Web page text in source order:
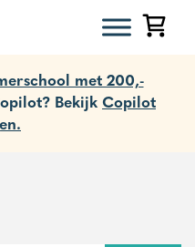
met 200,-
Bekijk Copilot